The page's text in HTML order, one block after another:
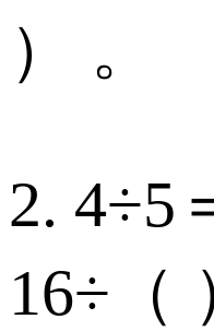
） 。
2. 4÷5
16÷（